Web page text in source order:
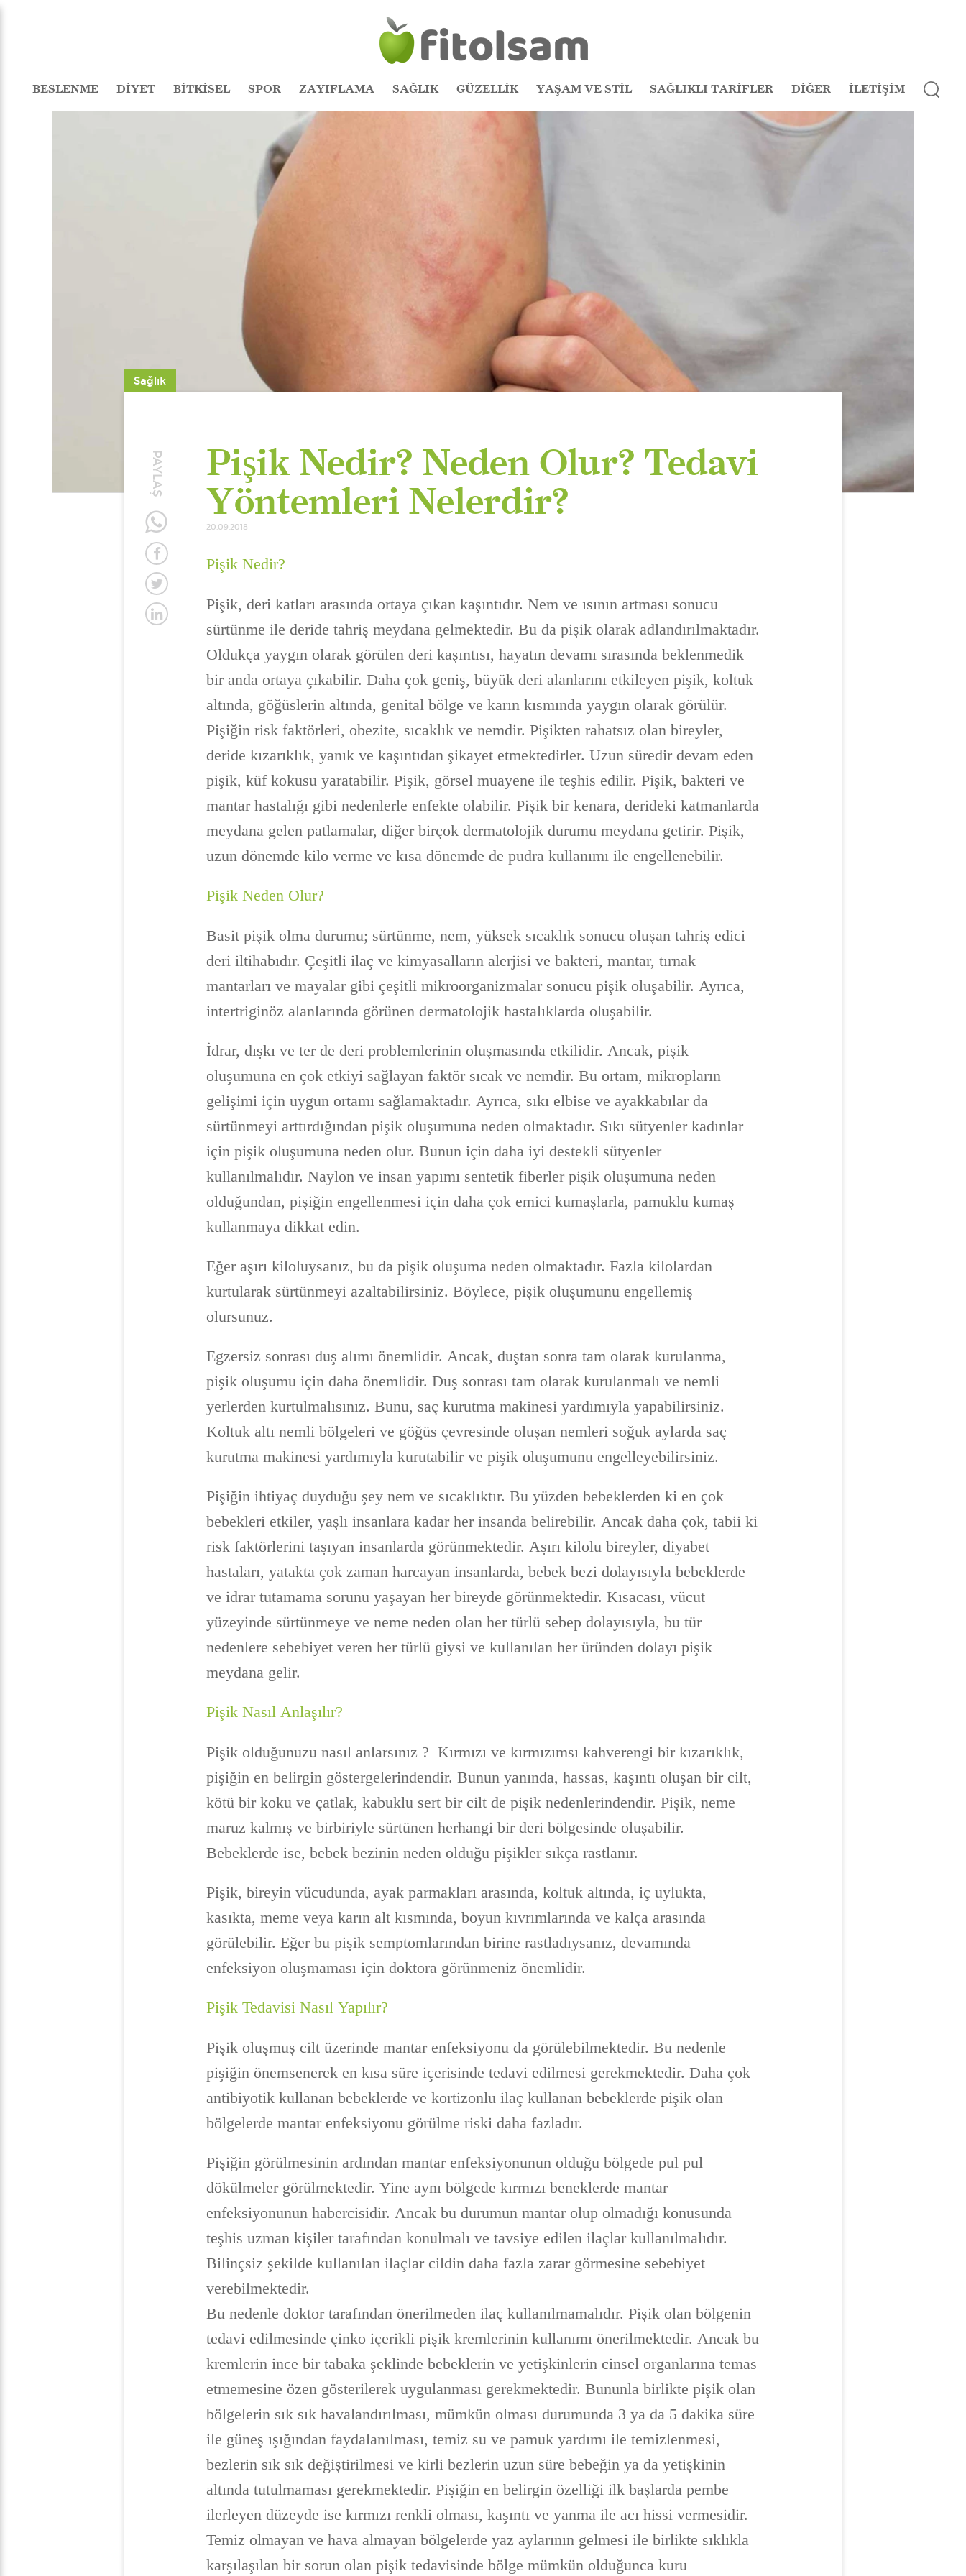
BESLENME DİYET BİTKİSEL SPOR ZAYIFLAMA SAĞLIK GÜZELLİK YAŞAM VE STİL SAĞLIKLI TARİFLER DİĞER İLETİŞİM
PAYLAŞ
Sağlık
Pişik Nedir? Neden Olur? Tedavi
Yöntemleri Nelerdir?
20.09.2018
Pişik Nedir?
Pişik, deri katları arasında ortaya çıkan kaşıntıdır. Nem ve ısının artması sonucu
sürtünme ile deride tahriş meydana gelmektedir. Bu da pişik olarak adlandırılmaktadır.
Oldukça yaygın olarak görülen deri kaşıntısı, hayatın devamı sırasında beklenmedik
bir anda ortaya çıkabilir. Daha çok geniş, büyük deri alanlarını etkileyen pişik, koltuk
altında, göğüslerin altında, genital bölge ve karın kısmında yaygın olarak görülür.
Pişiğin risk faktörleri, obezite, sıcaklık ve nemdir. Pişikten rahatsız olan bireyler,
deride kızarıklık, yanık ve kaşıntıdan şikayet etmektedirler. Uzun süredir devam eden
pişik, küf kokusu yaratabilir. Pişik, görsel muayene ile teşhis edilir. Pişik, bakteri ve
mantar hastalığı gibi nedenlerle enfekte olabilir. Pişik bir kenara, derideki katmanlarda
meydana gelen patlamalar, diğer birçok dermatolojik durumu meydana getirir. Pişik,
uzun dönemde kilo verme ve kısa dönemde de pudra kullanımı ile engellenebilir.
Pişik Neden Olur?
Basit pişik olma durumu; sürtünme, nem, yüksek sıcaklık sonucu oluşan tahriş edici
deri iltihabıdır. Çeşitli ilaç ve kimyasalların alerjisi ve bakteri, mantar, tırnak
mantarları ve mayalar gibi çeşitli mikroorganizmalar sonucu pişik oluşabilir. Ayrıca,
intertriginöz alanlarında görünen dermatolojik hastalıklarda oluşabilir.
İdrar, dışkı ve ter de deri problemlerinin oluşmasında etkilidir. Ancak, pişik
oluşumuna en çok etkiyi sağlayan faktör sıcak ve nemdir. Bu ortam, mikropların
gelişimi için uygun ortamı sağlamaktadır. Ayrıca, sıkı elbise ve ayakkabılar da
sürtünmeyi arttırdığından pişik oluşumuna neden olmaktadır. Sıkı sütyenler kadınlar
için pişik oluşumuna neden olur. Bunun için daha iyi destekli sütyenler
kullanılmalıdır. Naylon ve insan yapımı sentetik fiberler pişik oluşumuna neden
olduğundan, pişiğin engellenmesi için daha çok emici kumaşlarla, pamuklu kumaş
kullanmaya dikkat edin.
Eğer aşırı kiloluysanız, bu da pişik oluşuma neden olmaktadır. Fazla kilolardan
kurtularak sürtünmeyi azaltabilirsiniz. Böylece, pişik oluşumunu engellemiş
olursunuz.
Egzersiz sonrası duş alımı önemlidir. Ancak, duştan sonra tam olarak kurulanma,
pişik oluşumu için daha önemlidir. Duş sonrası tam olarak kurulanmalı ve nemli
yerlerden kurtulmalısınız. Bunu, saç kurutma makinesi yardımıyla yapabilirsiniz.
Koltuk altı nemli bölgeleri ve göğüs çevresinde oluşan nemleri soğuk aylarda saç
kurutma makinesi yardımıyla kurutabilir ve pişik oluşumunu engelleyebilirsiniz.
Pişiğin ihtiyaç duyduğu şey nem ve sıcaklıktır. Bu yüzden bebeklerden ki en çok
bebekleri etkiler, yaşlı insanlara kadar her insanda belirebilir. Ancak daha çok, tabii ki
risk faktörlerini taşıyan insanlarda görünmektedir. Aşırı kilolu bireyler, diyabet
hastaları, yatakta çok zaman harcayan insanlarda, bebek bezi dolayısıyla bebeklerde
ve idrar tutamama sorunu yaşayan her bireyde görünmektedir. Kısacası, vücut
yüzeyinde sürtünmeye ve neme neden olan her türlü sebep dolayısıyla, bu tür
nedenlere sebebiyet veren her türlü giysi ve kullanılan her üründen dolayı pişik
meydana gelir.
Pişik Nasıl Anlaşılır?
Pişik olduğunuzu nasıl anlarsınız ? Kırmızı ve kırmızımsı kahverengi bir kızarıklık,
pişiğin en belirgin göstergelerindendir. Bunun yanında, hassas, kaşıntı oluşan bir cilt,
kötü bir koku ve çatlak, kabuklu sert bir cilt de pişik nedenlerindendir. Pişik, neme
maruz kalmış ve birbiriyle sürtünen herhangi bir deri bölgesinde oluşabilir.
Bebeklerde ise, bebek bezinin neden olduğu pişikler sıkça rastlanır.
Pişik, bireyin vücudunda, ayak parmakları arasında, koltuk altında, iç uylukta,
kasıkta, meme veya karın alt kısmında, boyun kıvrımlarında ve kalça arasında
görülebilir. Eğer bu pişik semptomlarından birine rastladıysanız, devamında
enfeksiyon oluşmaması için doktora görünmeniz önemlidir.
Pişik Tedavisi Nasıl Yapılır?
Pişik oluşmuş cilt üzerinde mantar enfeksiyonu da görülebilmektedir. Bu nedenle
pişiğin önemsenerek en kısa süre içerisinde tedavi edilmesi gerekmektedir. Daha çok
antibiyotik kullanan bebeklerde ve kortizonlu ilaç kullanan bebeklerde pişik olan
bölgelerde mantar enfeksiyonu görülme riski daha fazladır.
Pişiğin görülmesinin ardından mantar enfeksiyonunun olduğu bölgede pul pul
dökülmeler görülmektedir. Yine aynı bölgede kırmızı beneklerde mantar
enfeksiyonunun habercisidir. Ancak bu durumun mantar olup olmadığı konusunda
teşhis uzman kişiler tarafından konulmalı ve tavsiye edilen ilaçlar kullanılmalıdır.
Bilinçsiz şekilde kullanılan ilaçlar cildin daha fazla zarar görmesine sebebiyet
verebilmektedir.
Bu nedenle doktor tarafından önerilmeden ilaç kullanılmamalıdır. Pişik olan bölgenin
tedavi edilmesinde çinko içerikli pişik kremlerinin kullanımı önerilmektedir. Ancak bu
kremlerin ince bir tabaka şeklinde bebeklerin ve yetişkinlerin cinsel organlarına temas
etmemesine özen gösterilerek uygulanması gerekmektedir. Bununla birlikte pişik olan
bölgelerin sık sık havalandırılması, mümkün olması durumunda 3 ya da 5 dakika süre
ile güneş ışığından faydalanılması, temiz su ve pamuk yardımı ile temizlenmesi,
bezlerin sık sık değiştirilmesi ve kirli bezlerin uzun süre bebeğin ya da yetişkinin
altında tutulmaması gerekmektedir. Pişiğin en belirgin özelliği ilk başlarda pembe
ilerleyen düzeyde ise kırmızı renkli olması, kaşıntı ve yanma ile acı hissi vermesidir.
Temiz olmayan ve hava almayan bölgelerde yaz aylarının gelmesi ile birlikte sıklıkla
karşılaşılan bir sorun olan pişik tedavisinde bölge mümkün olduğunca kuru